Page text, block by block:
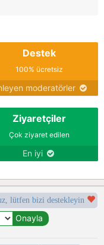
Destek
100% ücretsiz
moderatörler
Ziyaretçiler
Çok ziyaret edilen
En iyi
lütfen bizi destekleyin